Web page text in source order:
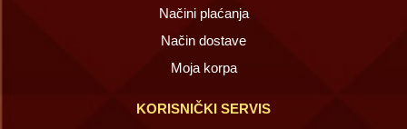
Načini plaćanja
Način dostave
Moja korpa
KORISNIČKI SERVIS